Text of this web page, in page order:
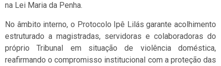
na Lei Maria da Penha.
No âmbito interno, o Protocolo Ipê Lilás garante acolhimento
estruturado a magistradas, servidoras e colaboradoras do
próprio Tribunal em situação de violência doméstica,
reafirmando o compromisso institucional com a proteção das